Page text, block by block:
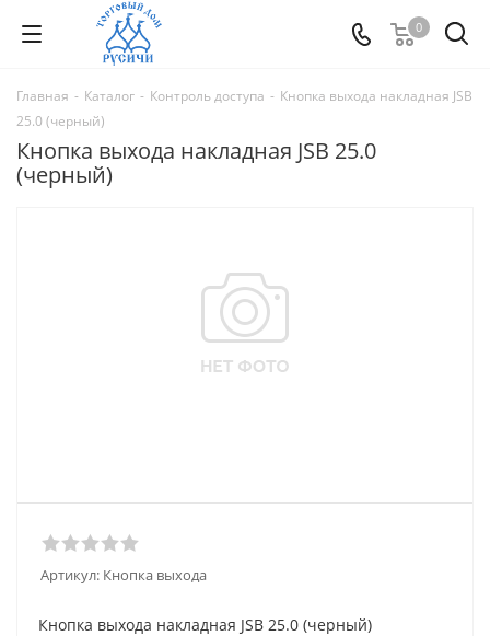
0
Главная - Каталог - Контроль доступа - Кнопка выхода накладная JSB
25.0 (черный)
Кнопка выхода накладная JSB 25.0
(черный)
Артикул: Кнопка выхода
Кнопка выхода накладная JSB 25.0 (черный)